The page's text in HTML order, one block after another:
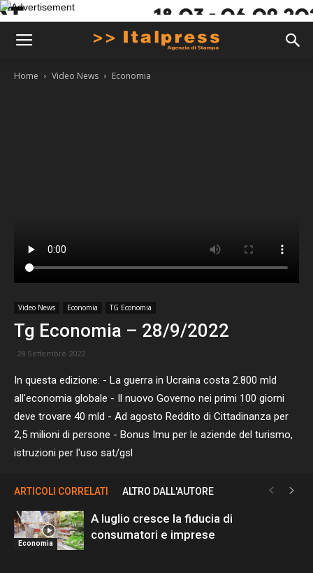
Home Video News Economia
Video News Economia TG Economia
Tg Economia – 28/9/2022
28 Settembre 2022
In questa edizione: - La guerra in Ucraina costa 2.800 mld
all'economia globale - Il nuovo Governo nei primi 100 giorni
deve trovare 40 mld - Ad agosto Reddito di Cittadinanza per
2,5 milioni di persone - Bonus Imu per le aziende del turismo,
istruzioni per l'uso sat/gsl
ARTICOLI CORRELATI ALTRO DALL'AUTORE
Economia
A luglio cresce la fiducia di
consumatori e imprese